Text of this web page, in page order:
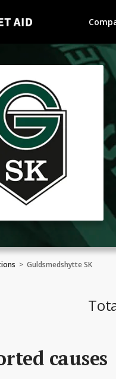
> Guldsmedshytte SK
causes